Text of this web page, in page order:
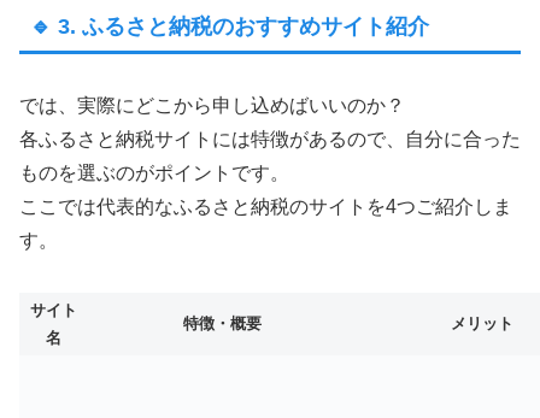
🔹 3. ふるさと納税のおすすめサイト紹介
では、実際にどこから申し込めばいいのか？
各ふるさと納税サイトには特徴があるので、自分に合った
ものを選ぶのがポイントです。
ここでは代表的なふるさと納税のサイトを4つご紹介しま
す。
サイト
名
特徴・概要 メリット